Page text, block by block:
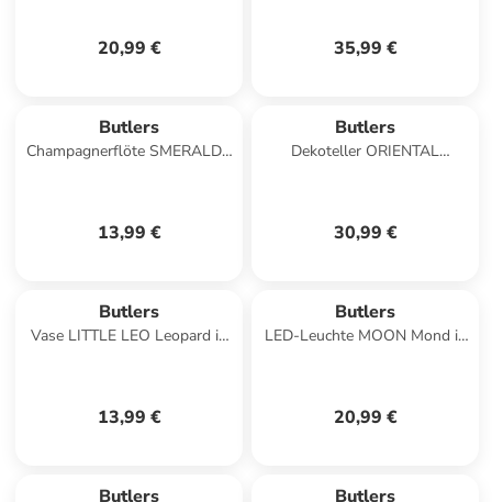
20,99 € 35,99 €
Butlers
Champagnerflöte SMERALDA
13,99 €
Butlers
Dekoteller ORIENTAL
30,99 €
Butlers
Vase LITTLE LEO Leopard in
13,99 €
Butlers
LED-Leuchte MOON Mond in
20,99 €
Butlers Butlers